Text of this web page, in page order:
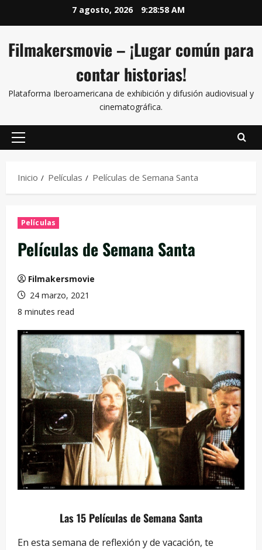
7 agosto, 2026 9:28:59 AM
Filmakersmovie – ¡Lugar común para
contar historias!
Plataforma Iberoamericana de exhibición y difusión audiovisual y
cinematográfica.
Inicio Películas Películas de Semana Santa
Películas
Películas de Semana Santa
Filmakersmovie
24 marzo, 2021
8 minutes read
Las 15 Películas de Semana Santa
En esta semana de reflexión y de vacación, te